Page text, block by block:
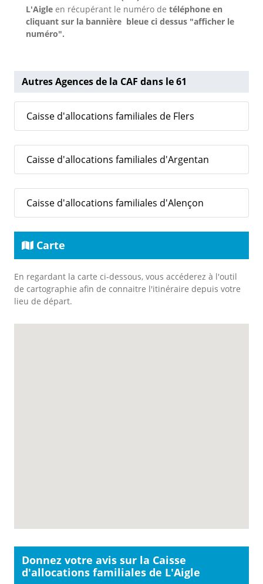
L'Aigle en récupérant le numéro de téléphone en
cliquant sur la bannière bleue ci dessus "afficher le
numéro".
Autres Agences de la CAF dans le 61
Caisse d'allocations familiales de Flers
Caisse d'allocations familiales d'Argentan
Caisse d'allocations familiales d'Alençon
Carte
En regardant la carte ci-dessous, vous accéderez à l'outil
de cartographie afin de connaitre l'itinéraire depuis votre
lieu de départ.
Donnez votre avis sur la Caisse
d'allocations familiales de L'Aigle